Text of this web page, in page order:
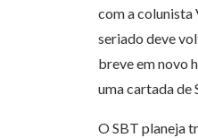
com a
seriado deve
breve em novo
uma cartada de
O SBT planeja